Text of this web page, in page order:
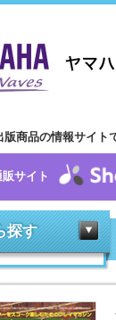
商品の情報サイト
サイト
探す